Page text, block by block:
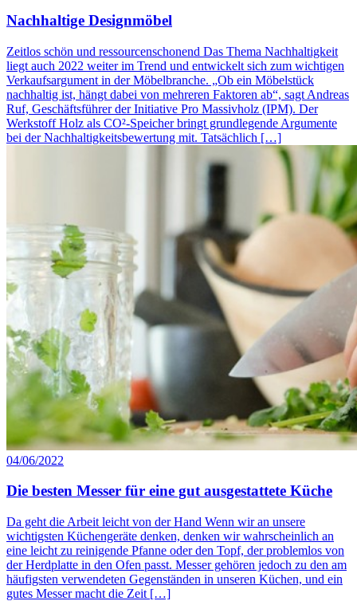
Nachhaltige Designmöbel
Zeitlos schön und ressourcenschonend Das Thema Nachhaltigkeit
liegt auch 2022 weiter im Trend und entwickelt sich zum wichtigen
Verkaufsargument in der Möbelbranche. „Ob ein Möbelstück
nachhaltig ist, hängt dabei von mehreren Faktoren ab“, sagt Andreas
Ruf, Geschäftsführer der Initiative Pro Massivholz (IPM). Der
Werkstoff Holz als CO²-Speicher bringt grundlegende Argumente
bei der Nachhaltigkeitsbewertung mit. Tatsächlich […]
04/06/2022
Die besten Messer für eine gut ausgestattete Küche
Da geht die Arbeit leicht von der Hand Wenn wir an unsere
wichtigsten Küchengeräte denken, denken wir wahrscheinlich an
eine leicht zu reinigende Pfanne oder den Topf, der problemlos von
der Herdplatte in den Ofen passt. Messer gehören jedoch zu den am
häufigsten verwendeten Gegenständen in unseren Küchen, und ein
gutes Messer macht die Zeit […]